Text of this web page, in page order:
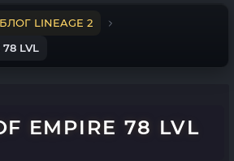
БЛОГ LINEAGE 2
78 LVL
EMPIRE 78 LVL